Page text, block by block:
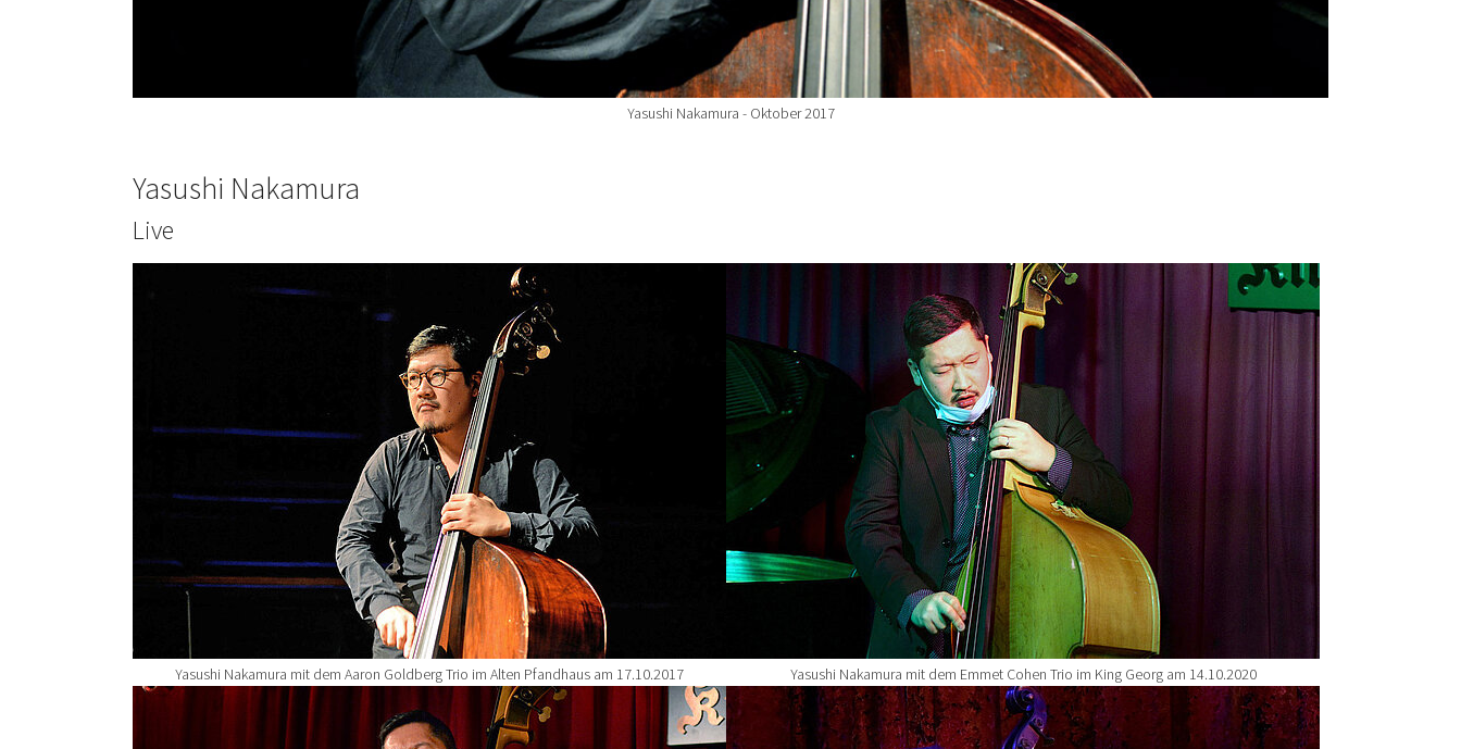
Yasushi Nakamura - Oktober 2017
Yasushi Nakamura
Live
Yasushi Nakamura mit dem Aaron Goldberg Trio im Alten Pfandhaus am 17.10.2017 Yasushi Nakamura mit dem Emmet Cohen Trio im King Georg am 14.10.2020
Show larger version for: Show larger version for: